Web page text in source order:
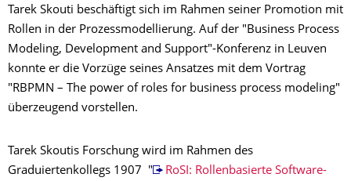
Tarek Skouti beschäftigt sich im Rahmen seiner Promotion mit
Rollen in der Prozessmodellierung. Auf der "Business Process
Modeling, Development and Support"-Konferenz in Leuven
konnte er die Vorzüge seines Ansatzes mit dem Vortrag
"RBPMN – The power of roles for business process modeling"
überzeugend vorstellen.
Tarek Skoutis Forschung wird im Rahmen des
Graduiertenkollegs 1907 "
RoSI: Rollenbasierte Software-